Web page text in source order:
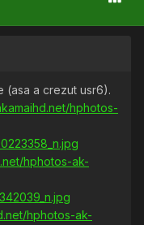
(asa a crezut usr6).
hphotos-
hphotos-ak-
hphotos-ak-